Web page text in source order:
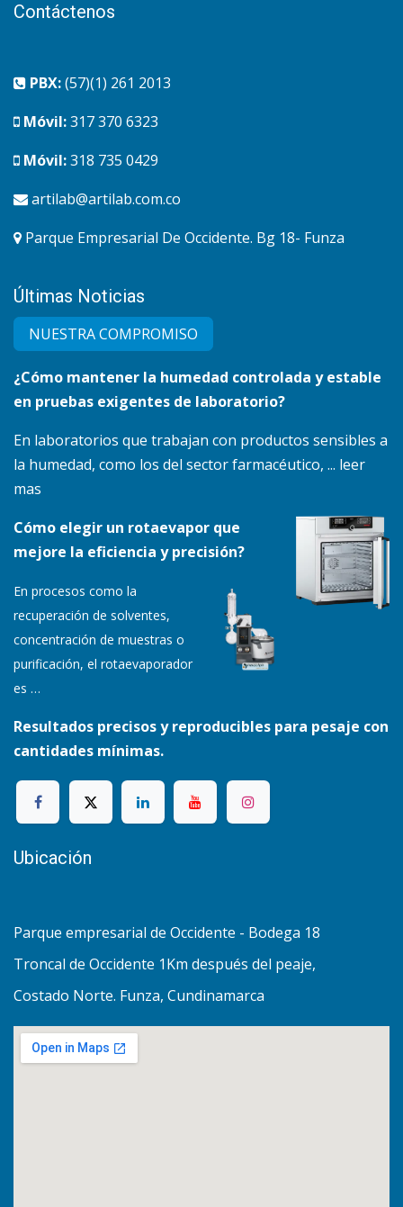
Contáctenos
PBX:(57)(1) 261 2013
Móvil:317 370 6323
Móvil:318 735 0429
artilab@artilab.com.co
Parque Empresarial De Occidente. Bg 18- Funza
Últimas Noticias
NUESTRA COMPRO​MISO
¿Cómo mantener la humedad controlada y estable
en pruebas exigentes de laboratorio?
En laboratorios que trabajan con productos sensibles a
la humedad, como los del sector farmacéutico, ... leer
mas
Cómo elegir un rotaevapor que
mejore la eficiencia y precisión?
En procesos como la
recuperación de solventes,
concentración de muestras o
purificación, el rotaevaporador
es …
Resultados precisos y reproducibles para pesaje con
cantidades mínimas.
Ubicación
Parque empresarial de Occidente - Bodega 18
Troncal de Occidente 1Km después del peaje,
Costado Norte. Funza, Cundinamarca